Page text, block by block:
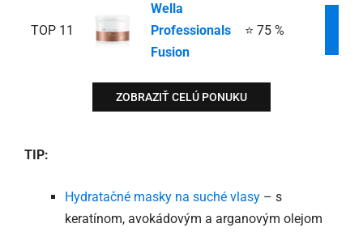
TOP 11
Wella
Professionals
Fusion
⭐ 75 %
ZOBRAZIŤ CELÚ PONUKU
TIP:
Hydratačné masky na suché vlasy – s
keratínom, avokádovým a arganovým olejom